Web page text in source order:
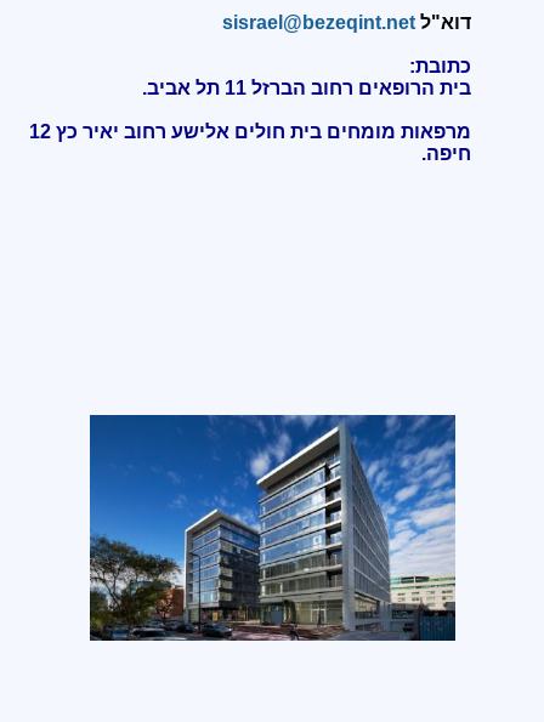
דוא"לsisrael@bezeqint.net
כתובת:
בית הרופאים רחוב הברזל 11 תל אביב.
מרפאות מומחים בית חולים אלישע רחוב יאיר כץ 12
חיפה.